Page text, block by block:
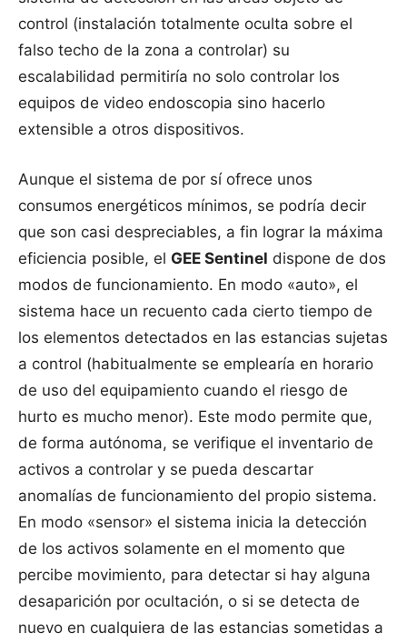
control (instalación totalmente oculta sobre el
falso techo de la zona a controlar) su
escalabilidad permitiría no solo controlar los
equipos de video endoscopia sino hacerlo
extensible a otros dispositivos.
Aunque el sistema de por sí ofrece unos
consumos energéticos mínimos, se podría decir
que son casi despreciables, a fin lograr la máxima
eficiencia posible, el GEE Sentinel dispone de dos
modos de funcionamiento. En modo «auto», el
sistema hace un recuento cada cierto tiempo de
los elementos detectados en las estancias sujetas
a control (habitualmente se emplearía en horario
de uso del equipamiento cuando el riesgo de
hurto es mucho menor). Este modo permite que,
de forma autónoma, se verifique el inventario de
activos a controlar y se pueda descartar
anomalías de funcionamiento del propio sistema.
En modo «sensor» el sistema inicia la detección
de los activos solamente en el momento que
percibe movimiento, para detectar si hay alguna
desaparición por ocultación, o si se detecta de
nuevo en cualquiera de las estancias sometidas a